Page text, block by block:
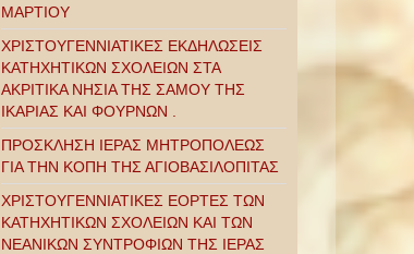
ΜΑΡΤΙΟΥ
ΧΡΙΣΤΟΥΓΕΝΝΙΑΤΙΚΕΣ ΕΚΔΗΛΩΣΕΙΣ
ΚΑΤΗΧΗΤΙΚΩΝ ΣΧΟΛΕΙΩΝ ΣΤΑ
ΑΚΡΙΤΙΚΑ ΝΗΣΙΑ ΤΗΣ ΣΑΜΟΥ ΤΗΣ
ΙΚΑΡΙΑΣ ΚΑΙ ΦΟΥΡΝΩΝ .
ΠΡΟΣΚΛΗΣΗ ΙΕΡΑΣ ΜΗΤΡΟΠΟΛΕΩΣ
ΓΙΑ ΤΗΝ ΚΟΠΗ ΤΗΣ ΑΓΙΟΒΑΣΙΛΟΠΙΤΑΣ
ΧΡΙΣΤΟΥΓΕΝΝΙΑΤΙΚΕΣ ΕΟΡΤΕΣ ΤΩΝ
ΚΑΤΗΧΗΤΙΚΩΝ ΣΧΟΛΕΙΩΝ ΚΑΙ ΤΩΝ
ΝΕΑΝΙΚΩΝ ΣΥΝΤΡΟΦΙΩΝ ΤΗΣ ΙΕΡΑΣ